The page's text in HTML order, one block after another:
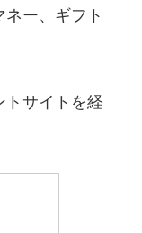
ー、ギフト
サイトを経